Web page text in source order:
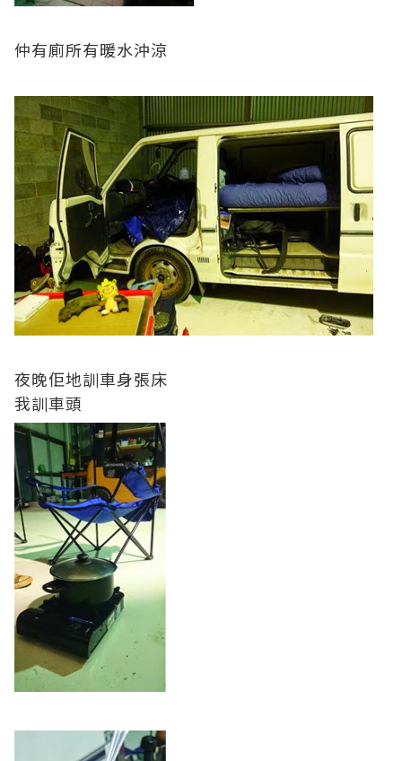
仲有廁所有暖水沖涼
夜晚佢地訓車身張床
我訓車頭